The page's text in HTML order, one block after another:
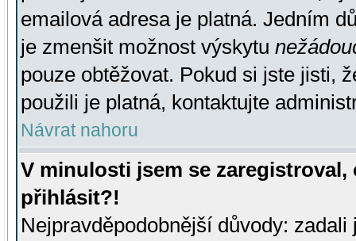
emailová adresa je platná. Jedním
je zmenšit možnost výskytu
pouze obtěžovat. Pokud si jste jisti,
použili je platná, kontaktujte
Návrat nahoru
V minulosti jsem se
přihlásit?!
Nejpravděpodobnější důvody: